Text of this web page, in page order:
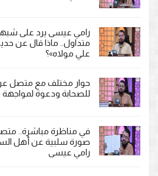
رامي عيسى يرد على
متداول.. ماذا قال عن
علي مولاه»؟
حوار مختلف مع متصل
للصحابة ودعوة
في مناظرة مباشرة..
صورة سلبية عن أهل
رامي عيسى